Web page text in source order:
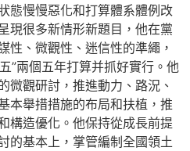
態慢慢惡化和打算體系體例改
現很多新情形新題目，他在黨
性、微觀性、迷信性的準繩，
”兩個五年打算并抓好實行。他
微觀研討，推進動力、路況、
本舉措措施的布局和扶植，推
構造優化。他保持從成長前提
的基本上，掌管編制全國領土